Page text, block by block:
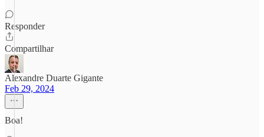
Responder
Compartilhar
Alexandre Duarte Gigante
Feb 29, 2024
Boa!